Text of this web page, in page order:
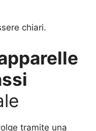
chiari.
tramite una